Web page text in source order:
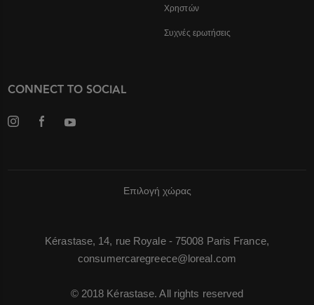
Χρηστών
Συχνές ερωτήσεις
CONNECT TO SOCIAL
Επιλογή χώρας
Kérastase, 14, rue Royale - 75008 Paris France,
consumercaregreece@loreal.com
© 2018 Kérastase. All rights reserved